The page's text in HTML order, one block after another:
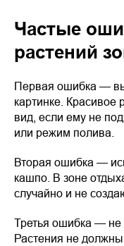
Частые
растений
Первая ошибка —
картинке. Красивое
вид, если ему не
или режим полива.
Вторая ошибка —
кашпо. В зоне
случайно и не
Третья ошибка — не
Растения не